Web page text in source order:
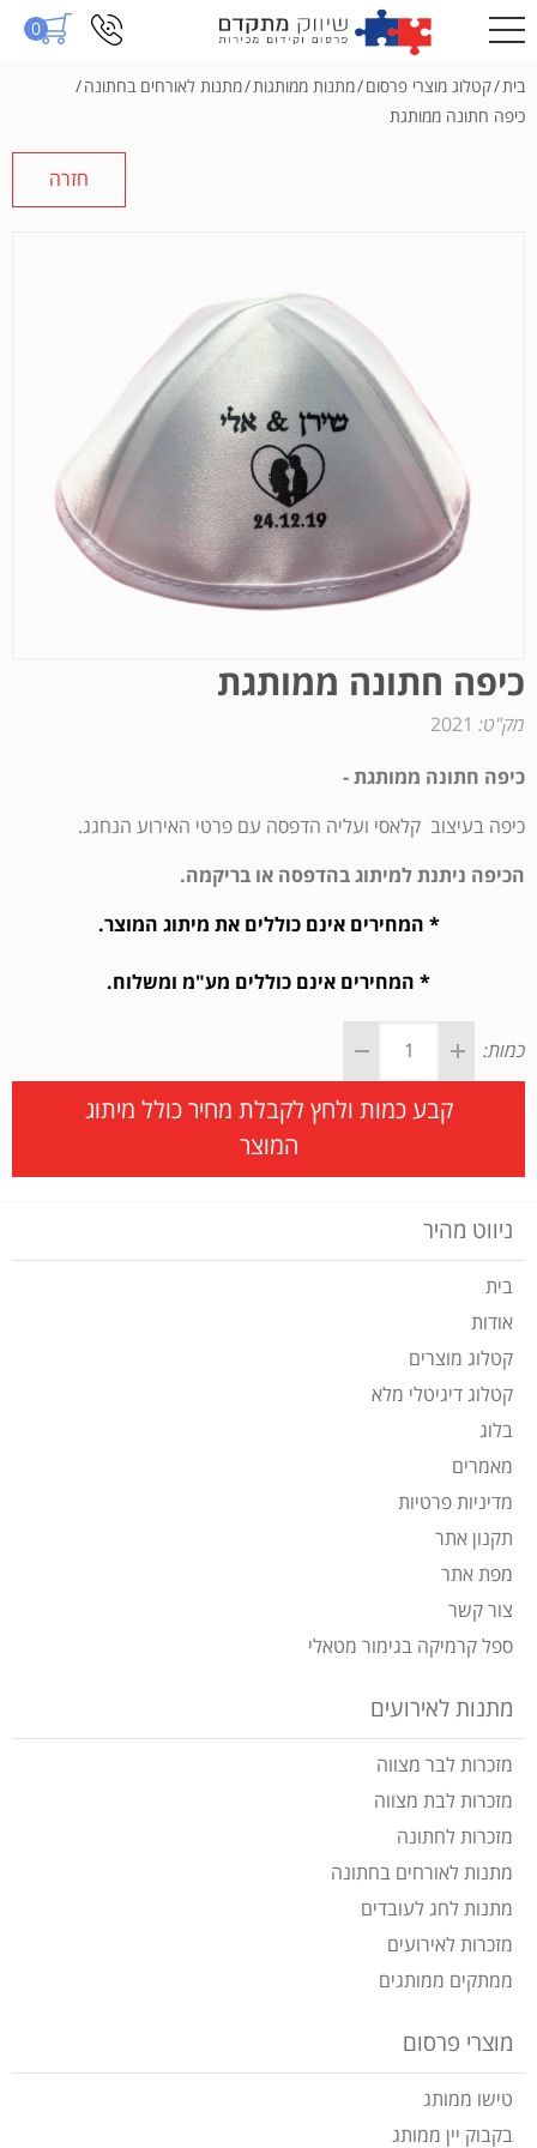
0
בית/קטלוג מוצרי פרסום/מתנות ממותגות/מתנות לאורחים בחתונה/
כיפה חתונה ממותגת
חזרה
כיפה חתונה ממותגת
מק"ט: 2021
כיפה חתונה ממותגת -
כיפה בעיצוב קלאסי ועליה הדפסה עם פרטי האירוע הנחגג.
הכיפה ניתנת למיתוג בהדפסה או בריקמה.
* המחירים אינם כוללים את מיתוג המוצר.
* המחירים אינם כוללים מע"מ ומשלוח.
כמות:
קבע כמות ולחץ לקבלת מחיר כולל מיתוג
המוצר
ניווט מהיר
בית
אודות
קטלוג מוצרים
קטלוג דיגיטלי מלא
בלוג
מאמרים
מדיניות פרטיות
תקנון אתר
מפת אתר
צור קשר
ספל קרמיקה בגימור מטאלי
מתנות לאירועים
מזכרות לבר מצווה
מזכרות לבת מצווה
מזכרות לחתונה
מתנות לאורחים בחתונה
מתנות לחג לעובדים
מזכרות לאירועים
ממתקים ממותגים
מוצרי פרסום
טישו ממותג
בקבוק יין ממותג